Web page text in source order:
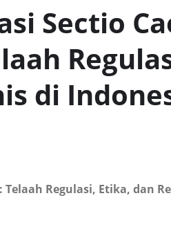
Sectio
di
Regulasi, Etika, dan